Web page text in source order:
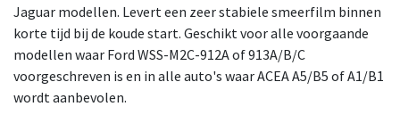
Jaguar modellen. Levert een zeer stabiele smeerfilm binnen
korte tijd bij de koude start. Geschikt voor alle voorgaande
modellen waar Ford WSS-M2C-912A of 913A/B/C
voorgeschreven is en in alle auto's waar ACEA A5/B5 of A1/B1
wordt aanbevolen.